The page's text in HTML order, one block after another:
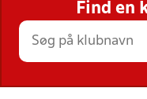
STILLINGER,
Find en